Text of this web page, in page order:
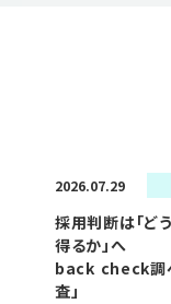
2026.07.29
採用判断は「ど
得るか」へ
back check調
査」